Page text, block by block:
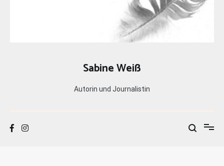
Sabine Weiß
Autorin und Journalistin